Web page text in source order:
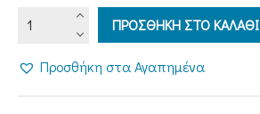
ΛΑΤΡΕΥΤΙΚΟ
ΕΓΧΕΙΡΙΔΙΟ
ποσότητα
ΠΡΟΣΘΗΚΗ ΣΤΟ ΚΑΛΑΘΙ
Προσθήκη στα Αγαπημένα